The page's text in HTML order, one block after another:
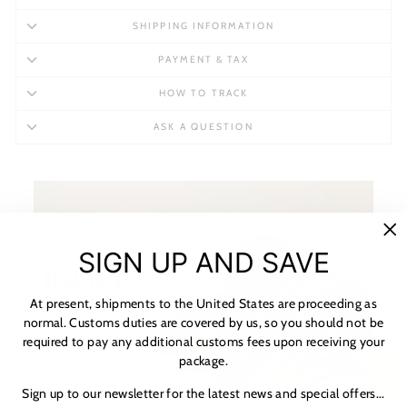
SHIPPING INFORMATION
PAYMENT & TAX
HOW TO TRACK
ASK A QUESTION
SIGN UP AND SAVE
At present, shipments to the United States are proceeding as
normal. Customs duties are covered by us, so you should not be
required to pay any additional customs fees upon receiving your
package.
Sign up to our newsletter for the latest news and special offers...★ 리뷰